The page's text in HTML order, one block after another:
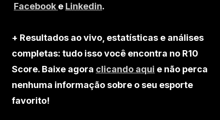
Facebook e Linkedin.
+ Resultados ao vivo, estatísticas e análises
completas: tudo isso você encontra no R10
Score. Baixe agora clicando aqui e não perca
nenhuma informação sobre o seu esporte
favorito!